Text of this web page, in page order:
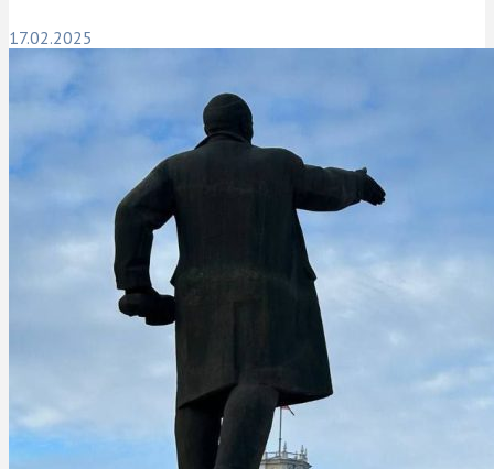
17.02.2025